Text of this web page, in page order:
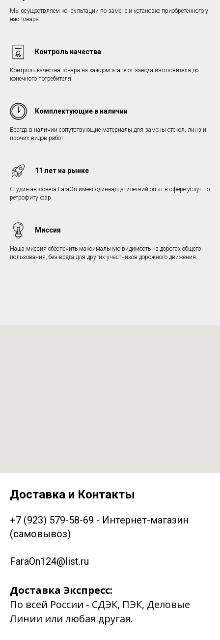
Мы осуществляем консультации по замене и установке приобретенного у
нас товара.
Контроль качества
Контроль качества товара на каждом этапе от завода изготовителя до
конечного потребителя.
Комплектующие в наличии
Всегда в наличии сопутствующие материалы для замены стекол, линз и
прочих видов работ.
11 лет на рынке
Студия автосвета FaraOn имеет одиннадцатилетний опыт в сфере услуг по
ретрофиту фар.
Миссия
Наша миссия обеспечить максимальную видимость на дорогах общего
пользования, без вреда для других участников дорожного движения.
Доставка и Контакты
+7 (923) 579-58-69 - Интернет-магазин
(самовывоз)
FaraOn124@list.ru
Доставка Экспресс:
По всей России - СДЭК, ПЭК, Деловые
Линии или любая другая.